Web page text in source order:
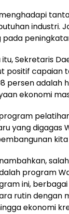
industri.
Sekretaris
positif capaian
persen adalah
ekonomi
yang digagas
program
ini,
rutin dengan
ekonomi